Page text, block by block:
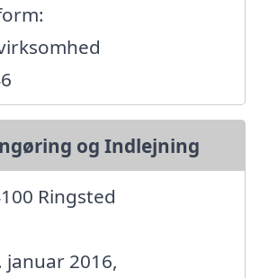
og Indlejning
Ringsted
2016,